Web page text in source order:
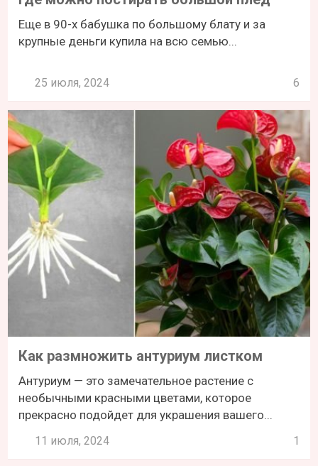
Еще в 90-х бабушка по большому блату и за
крупные деньги купила на всю семью...
25 июля, 2024 6
Как размножить антуриум листком
Антуриум — это замечательное растение с
необычными красными цветами, которое
прекрасно подойдет для украшения вашего...
11 июля, 2024 1